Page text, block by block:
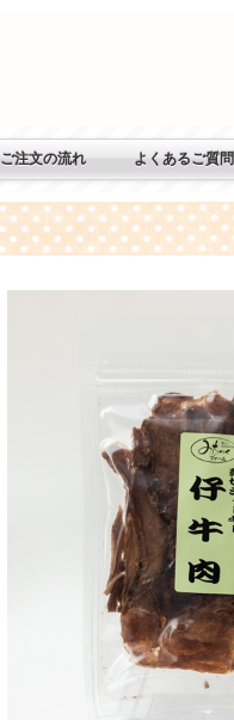
ご注文の流れ よくあるご質問